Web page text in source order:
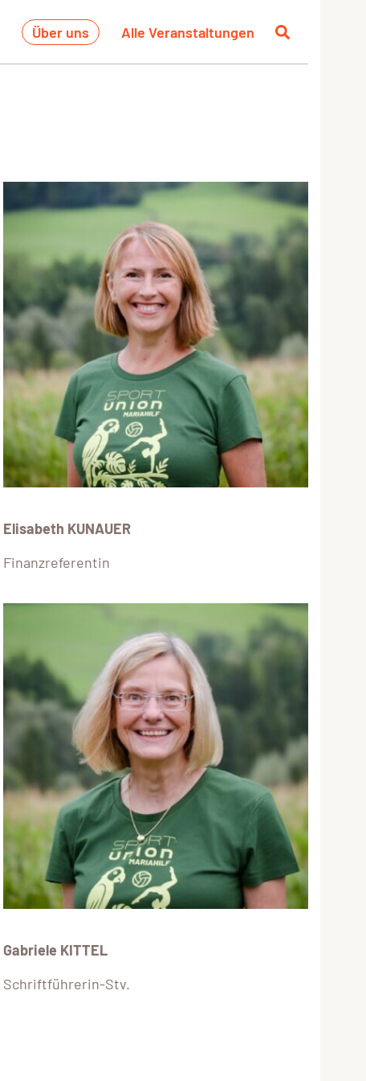
Über uns Alle Veranstaltungen
Elisabeth KUNAUER
Finanzreferentin
Gabriele KITTEL
Schriftführerin-Stv.